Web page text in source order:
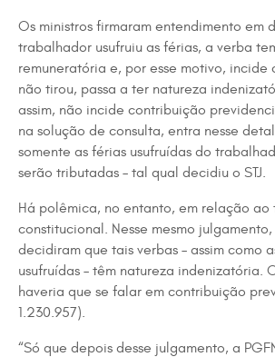
Os ministros firmaram entendimento em
trabalhador usufruiu as férias, a verba
remuneratória e, por esse motivo, incide
não tirou, passa a ter natureza
assim, não incide contribuição
na solução de consulta, entra nesse
somente as férias usufruídas do
serão tributadas – tal qual decidiu o STJ.
Há polêmica, no entanto, em relação ao
constitucional. Nesse mesmo julgamento,
decidiram que tais verbas – assim como
usufruídas – têm natureza indenizatória.
haveria que se falar em contribuição
1.230.957).
“Só que depois desse julgamento, a